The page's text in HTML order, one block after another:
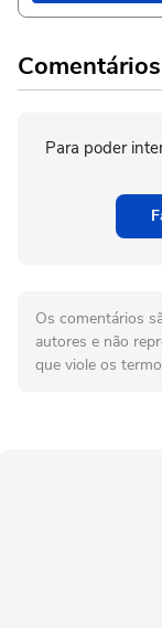
Para poder
Os comentários
autores e não
que viole os